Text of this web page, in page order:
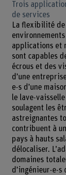
Trois
de services
La flexibilité de
applications et
sont capables
écrous et des
d’une
e-s d’une
le lave-
soulagent les
astreignantes
contribuent à
pays à hauts
délocaliser.
domaines
d’ingénieur-e-s